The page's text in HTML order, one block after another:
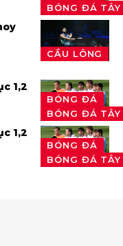
BÓNG ĐÁ
CẦU LÔNG
BÓNG ĐÁ
BÓNG ĐÁ
1,2
BÓNG ĐÁ
BÓNG ĐÁ
1,2